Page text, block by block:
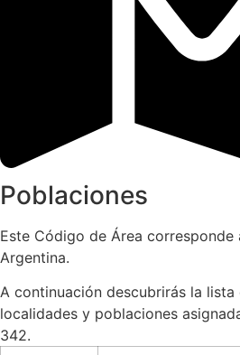
Poblaciones
Este Código de Área
Argentina.
A continuación descubrirás la
localidades y poblaciones
342.